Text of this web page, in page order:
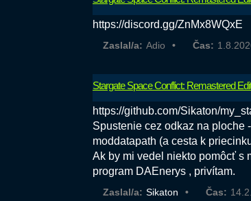
https://discord.gg/ZnMx8WQxE
Zaslal/a: Adio Čas:
Stargate Space Conflict: Remastered
https://github.com/Sikaton/
Spustenie cez odkaz na ploche
moddatapath (a cesta k
Ak by mi vedel niekto pomôcť s
program DAEnerys , privítam.
Zaslal/a: Sikaton Čas: